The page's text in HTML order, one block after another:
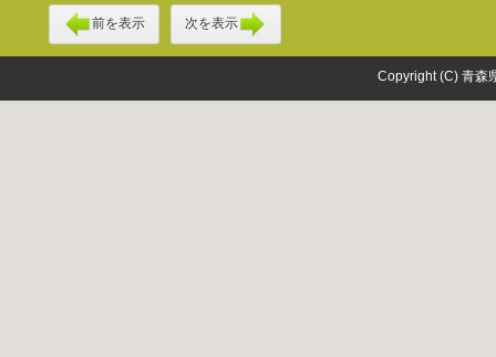
前を表示 次を表示
Copyright (C) 青森